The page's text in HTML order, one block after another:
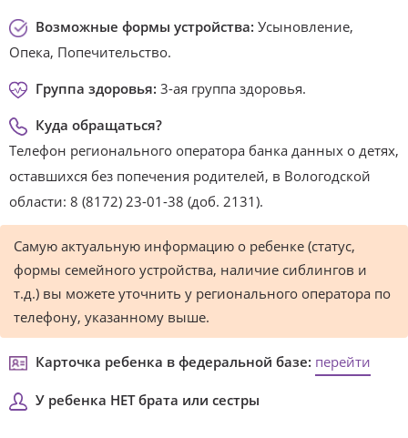
Возможные формы устройства: Усыновление,
Опека, Попечительство.
Группа здоровья: 3-ая группа здоровья.
Куда обращаться?
Телефон регионального оператора банка данных о детях,
оставшихся без попечения родителей, в Вологодской
области: 8 (8172) 23-01-38 (доб. 2131).
Самую актуальную информацию о ребенке (статус,
формы семейного устройства, наличие сиблингов и
т.д.) вы можете уточнить у регионального оператора по
телефону, указанному выше.
Карточка ребенка в федеральной базе: перейти
У ребенка НЕТ брата или сестры